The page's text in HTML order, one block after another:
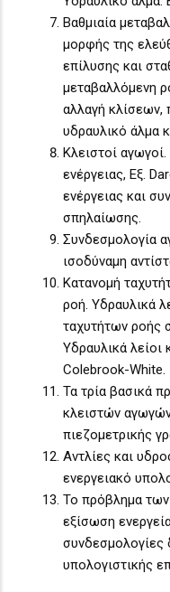
Βαθμιαία
μορφής της
επίλυσης και
μεταβαλλόμενη
αλλαγή κλίσεων,
υδραυλικό άλμα
Κλειστοί
ενέργειας, Εξ.
ενέργειας και
σπηλαίωσης.
Συνδεσμολογία
ισοδύναμη
Κατανομή
ροή. Υδραυλικά
ταχυτήτων ροής
Υδραυλικά λείοι
Colebrook-White.
Τα τρία βασικά
κλειστών
πιεζομετρικής
Αντλίες και
ενεργειακό
Το πρόβλημα
εξίσωση
συνδεσμολογίες
υπολογιστικής